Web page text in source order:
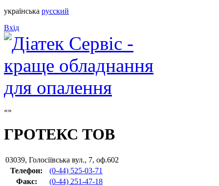
українська русский
Вхід
ГРОТЕКС ТОВ
03039, Голосіївська вул., 7, оф.602
Телефон:
(0-44) 525-03-71
Факс: (0-44) 251-47-18